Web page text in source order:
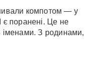
компотом — у
є поранені. Це не
іменами. З родинами,